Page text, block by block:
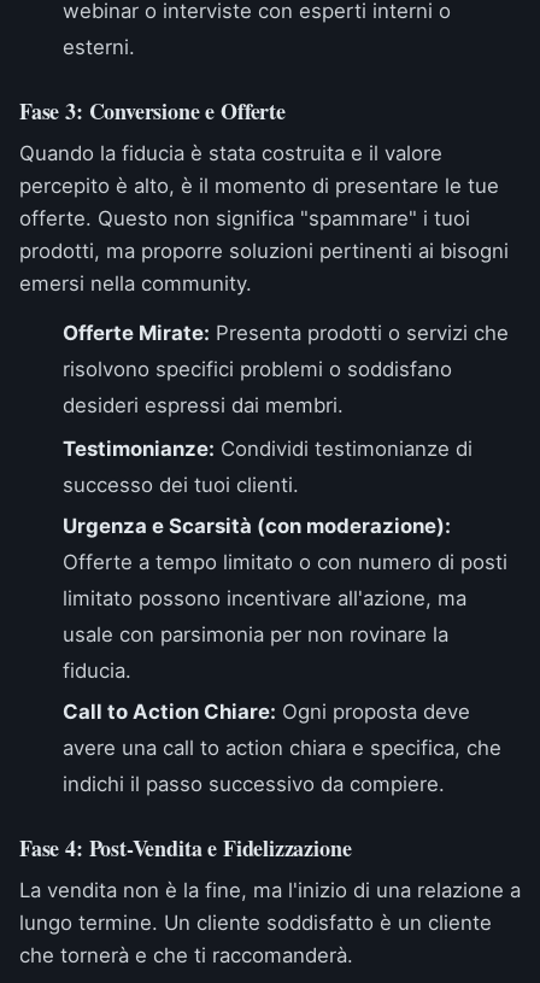
webinar o interviste con esperti interni o
esterni.
Fase 3: Conversione e Offerte
Quando la fiducia è stata costruita e il valore
percepito è alto, è il momento di presentare le tue
offerte. Questo non significa "spammare" i tuoi
prodotti, ma proporre soluzioni pertinenti ai bisogni
emersi nella community.
Offerte Mirate: Presenta prodotti o servizi che
risolvono specifici problemi o soddisfano
desideri espressi dai membri.
Testimonianze: Condividi testimonianze di
successo dei tuoi clienti.
Urgenza e Scarsità (con moderazione):
Offerte a tempo limitato o con numero di posti
limitato possono incentivare all'azione, ma
usale con parsimonia per non rovinare la
fiducia.
Call to Action Chiare: Ogni proposta deve
avere una call to action chiara e specifica, che
indichi il passo successivo da compiere.
Fase 4: Post-Vendita e Fidelizzazione
La vendita non è la fine, ma l'inizio di una relazione a
lungo termine. Un cliente soddisfatto è un cliente
che tornerà e che ti raccomanderà.